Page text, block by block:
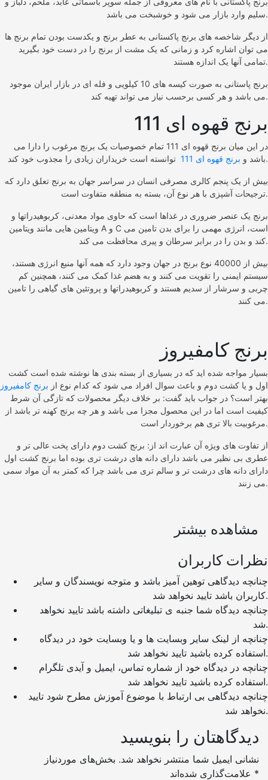
سلیم وارد بازار می شود و خوشبخت می باشد.
از دیگر شاخصه های برنج پاکستانی به عطر برنج و یکدست بودن تمام برنج ها
می توان اشاره کرد و زمانی که یک مشت از برنج را در دست خود بگیرید
تمامی آنها یک اندازه هستند.
برنج پاستانی به صورت کیسه های 10 کیلویی و فله ای در بازار ایران موجود
می باشد و هر کسی برحسب نیاز می تواند تهیه کند.
برنج قهوه ای 111
در این میان برنج قهوه ای 111 تمام خصوصیات یک برنج مرغوب را دارا می
باشد و برنج قهوه ای 111 توانسته است خریداران زیادی را مجذوب خود کند.
بیش از یک پنجم کالری مصرفی انسان در سراسر جهان به برنج تعلق دارد که
ترجیحات آشپزی با هر نوع آن، بسته به منطقه متفاوت است.
برنج یک عنصر ضروری در غذاها است که حاوی مواد معدنی، کربوهیدراتها و
ویتامین هایی مانند ویتامین A و C است، انرژی مهمی را برای بدن تامین می
کند و بدن را در برابر سرطان و پیری محافظت می کند.
بیش از 40000 نوع برنج در جهان وجود دارد که همه آنها منبع انرژی هستند،
سیستم ایمنی را تقویت می کنند و به هضم غذا کمک می کنند، همچنین کم
چربی و سرشار از سدیم هستند و کربوهیدراتها و پروتئین های گیاهی را تامین
می کنند.
برنج کامفیروز
بسیار مواجه شده اید که در بسیاری از بسته بندی ها نوشته شده است کشت
اول و یا کشت دوم و باعث سوال افراد می شود که کدام نوع از برنج کامفیروز
بهتر است؟ در جواب باید گفت: بر خلاف دیگر محصولات که تازگی آن شرط
کیفیت است اما در این محصول مجزا می باشد و هر چه برنج کهنه تر باشد از
مرغوبیت بالا تری هم برخوردار است.
از تفاوت های ویژه آن عبارت اند از: برنج کشت دوم دارای پخت عالی تر و
عطری بی نظیر می باشد دارای دانه های درشت تری بوده اما برنج کشت اول
دارای دانه های درشت تر و سالم تری می باشد چرا که کمتر به آن مواد سمی
می زنند.
مشاهده بیشتر
نظرات کاربران
کاربران باشد تایید نخواهد شد.
شد.
استفاده کرده باشید تایید نخواهد شد.
استفاده کرده باشید تایید نخواهد شد.
چنانچه دیدگاهی بی ارتباط با موضوع آموزش مطرح شود تایید
نخواهد شد.
دیدگاهتان را بنویسید
نشانی ایمیل شما منتشر نخواهد شد. بخش‌های موردنیاز
*